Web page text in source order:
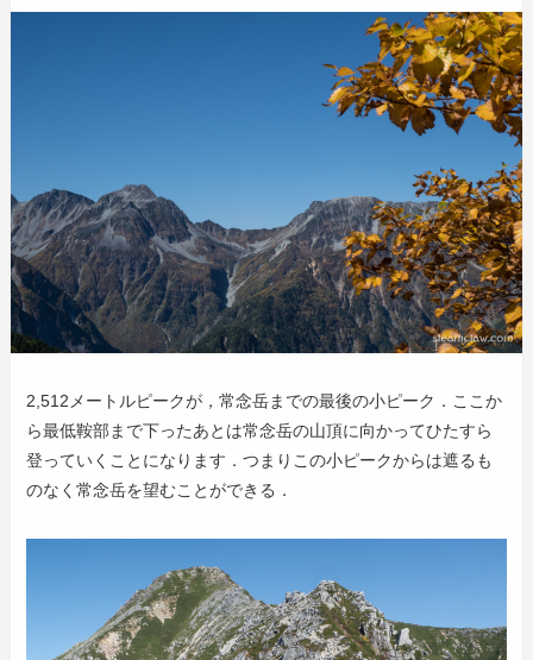
2,512メートルピークが，常念岳までの最後の小ピーク．ここか
ら最低鞍部まで下ったあとは常念岳の山頂に向かってひたすら
登っていくことになります．つまりこの小ピークからは遮るも
のなく常念岳を望むことができる．